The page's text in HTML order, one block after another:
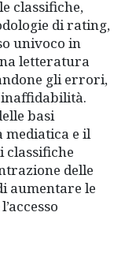
classifiche,
di rating,
univoco in
letteratura
gli errori,
basi
mediatica e il
classifiche
delle
aumentare le